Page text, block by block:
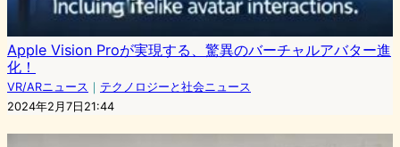
Apple Vision Proが実現する、驚異のバーチャルアバター進
化！
VR/ARニュース ｜ テクノロジーと社会ニュース
2024年2月7日21:44